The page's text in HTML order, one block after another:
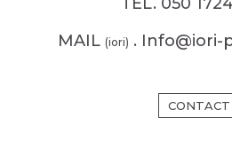
MAIL (iori) . Info@iori-
CONTACT